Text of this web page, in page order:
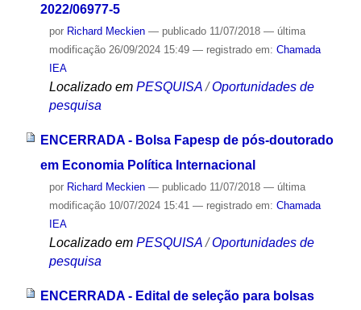
2022/06977-5
por Richard Meckien — publicado11/07/2018 — última
modificação26/09/2024 15:49 — registrado em: Chamada
IEA
Localizado em PESQUISA /Oportunidades de
pesquisa
ENCERRADA - Bolsa Fapesp de pós-doutorado
em Economia Política Internacional
por Richard Meckien — publicado11/07/2018 — última
modificação10/07/2024 15:41 — registrado em: Chamada
IEA
Localizado em PESQUISA /Oportunidades de
pesquisa
ENCERRADA - Edital de seleção para bolsas